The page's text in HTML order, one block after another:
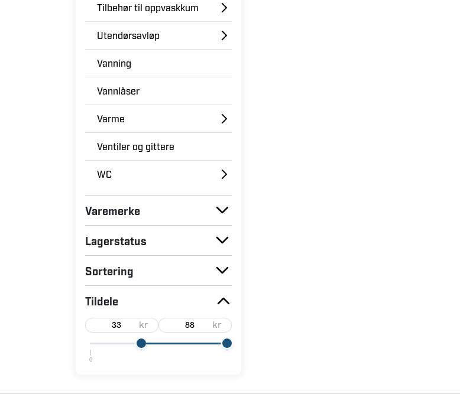
Tilbehør til oppvaskkum
Utendørsavløp
Vanning
Vannlåser
Varme
Ventiler og gittere
WC
Varemerke
Lagerstatus
Sortering
Tildele
kr kr
0